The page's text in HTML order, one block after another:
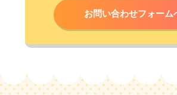
お問い合わせフォーム